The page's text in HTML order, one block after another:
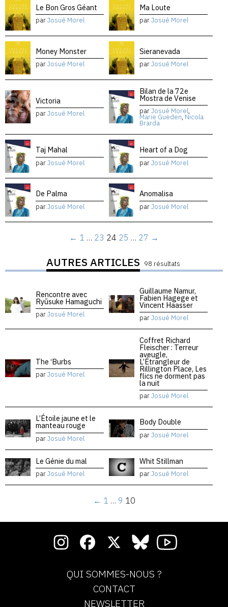
Le Bon Gros Géant
parJosué Morel
Ma Loute
parJosué Morel
Money Monster
parJosué Morel
Sieranevada
parJosué Morel
Victoria
parJosué Morel
Bilan de la 72e
Mostra de Venise
parJosué Morel,
Marie Gueden, Nicola
Brarda
Taj Mahal
parJosué Morel
Heart of a Dog
parJosué Morel
De Palma
parJosué Morel
Anomalisa
parJosué Morel
← 1 … 23 24 25 … 27 →
AUTRES ARTICLES 98 résultats
Rencontre avec
Ryūsuke Hamaguchi
parJosué Morel
Guillaume Namur,
Fabien Hagege et
Vincent Haasser
parJosué Morel
The ‘Burbs
parJosué Morel
Coffret Richard
Fleischer : Terreur
aveugle,
L’Étrangleur de
Rillington Place, Les
flics ne dorment pas
la nuit
parJosué Morel
L’Étoile jaune et le
manteau rouge
parJosué Morel
Body Double
parJosué Morel
Le Génie du mal
parJosué Morel
Whit Stillman
parJosué Morel
← 1 … 9 10
QUI SOMMES-NOUS ?
CONTACT
NEWSLETTER